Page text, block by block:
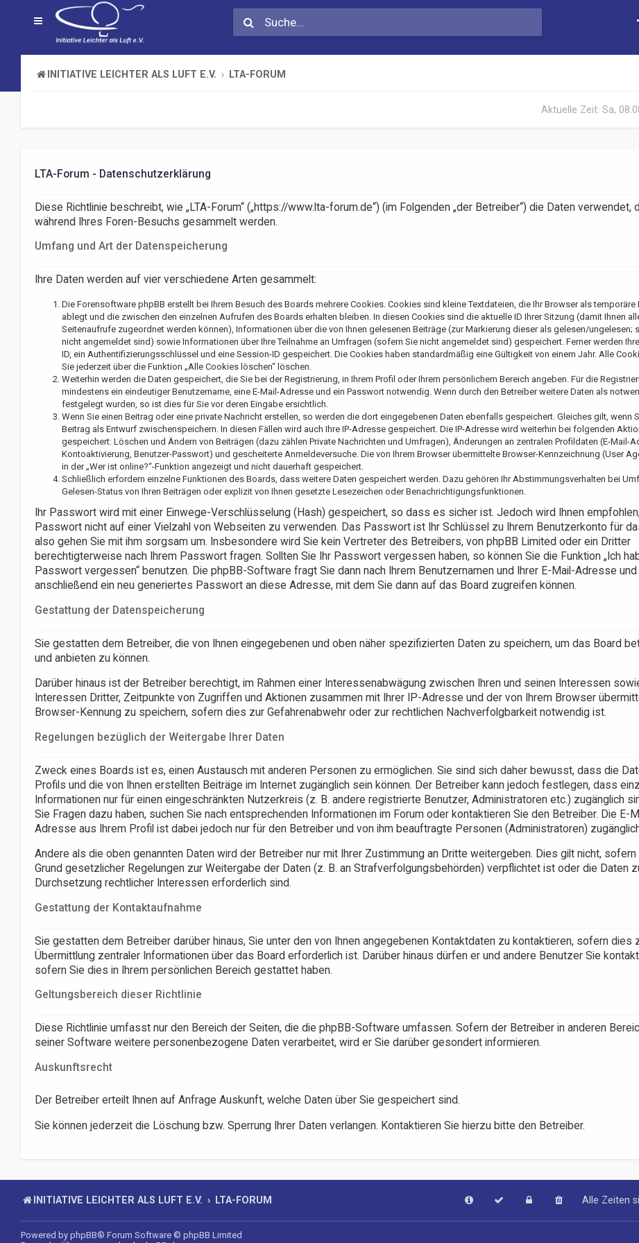
INITIATIVE LEICHTER ALS LUFT E.V. LTA-FORUM
Aktuelle Zeit: Sa,
LTA-Forum - Datenschutzerklärung
Diese Richtlinie beschreibt, wie „LTA-Forum“ („https://www.lta-forum.de“) (im Folgenden „der Betreiber“) die Daten verwendet,
während Ihres Foren-Besuchs gesammelt werden.
Umfang und Art der Datenspeicherung
Ihre Daten werden auf vier verschiedene Arten gesammelt:
Die Forensoftware phpBB erstellt bei Ihrem Besuch des Boards mehrere Cookies. Cookies sind kleine Textdateien, die Ihr Browser als temporäre
ablegt und die zwischen den einzelnen Aufrufen des Boards erhalten bleiben. In diesen Cookies sind die aktuelle ID Ihrer Sitzung (damit Ihnen
Seitenaufrufe zugeordnet werden können), Informationen über die von Ihnen gelesenen Beiträge (zur Markierung dieser als gelesen/ungelesen;
nicht angemeldet sind) sowie Informationen über Ihre Teilnahme an Umfragen (sofern Sie nicht angemeldet sind) gespeichert. Ferner werden
ID, ein Authentifizierungsschlüssel und eine Session-ID gespeichert. Die Cookies haben standardmäßig eine Gültigkeit von einem Jahr. Alle
Sie jederzeit über die Funktion „Alle Cookies löschen“ löschen.
Weiterhin werden die Daten gespeichert, die Sie bei der Registrierung, in Ihrem Profil oder Ihrem persönlichem Bereich angeben. Für die
mindestens ein eindeutiger Benutzername, eine E-Mail-Adresse und ein Passwort notwendig. Wenn durch den Betreiber weitere Daten als
festgelegt wurden, so ist dies für Sie vor deren Eingabe ersichtlich.
Wenn Sie einen Beitrag oder eine private Nachricht erstellen, so werden die dort eingegebenen Daten ebenfalls gespeichert. Gleiches gilt, wenn
Beitrag als Entwurf zwischenspeichern. In diesen Fällen wird auch Ihre IP-Adresse gespeichert. Die IP-Adresse wird weiterhin bei folgenden
gespeichert: Löschen und Ändern von Beiträgen (dazu zählen Private Nachrichten und Umfragen), Änderungen an zentralen Profildaten (E-Mail-
Kontoaktivierung, Benutzer-Passwort) und gescheiterte Anmeldeversuche. Die von Ihrem Browser übermittelte Browser-Kennzeichnung (User
in der „Wer ist online?“-Funktion angezeigt und nicht dauerhaft gespeichert.
Schließlich erfordern einzelne Funktionen des Boards, dass weitere Daten gespeichert werden. Dazu gehören Ihr Abstimmungsverhalten bei
Gelesen-Status von Ihren Beiträgen oder explizit von Ihnen gesetzte Lesezeichen oder Benachrichtigungsfunktionen.
Ihr Passwort wird mit einer Einwege-Verschlüsselung (Hash) gespeichert, so dass es sicher ist. Jedoch wird Ihnen
Passwort nicht auf einer Vielzahl von Webseiten zu verwenden. Das Passwort ist Ihr Schlüssel zu Ihrem Benutzerkonto für
also gehen Sie mit ihm sorgsam um. Insbesondere wird Sie kein Vertreter des Betreibers, von phpBB Limited oder ein Dritter
berechtigterweise nach Ihrem Passwort fragen. Sollten Sie Ihr Passwort vergessen haben, so können Sie die Funktion „Ich
Passwort vergessen“ benutzen. Die phpBB-Software fragt Sie dann nach Ihrem Benutzernamen und Ihrer E-Mail-Adresse
anschließend ein neu generiertes Passwort an diese Adresse, mit dem Sie dann auf das Board zugreifen können.
Gestattung der Datenspeicherung
Sie gestatten dem Betreiber, die von Ihnen eingegebenen und oben näher spezifizierten Daten zu speichern, um das Board
und anbieten zu können.
Darüber hinaus ist der Betreiber berechtigt, im Rahmen einer Interessenabwägung zwischen Ihren und seinen Interessen
Interessen Dritter, Zeitpunkte von Zugriffen und Aktionen zusammen mit Ihrer IP-Adresse und der von Ihrem Browser
Browser-Kennung zu speichern, sofern dies zur Gefahrenabwehr oder zur rechtlichen Nachverfolgbarkeit notwendig ist.
Regelungen bezüglich der Weitergabe Ihrer Daten
Zweck eines Boards ist es, einen Austausch mit anderen Personen zu ermöglichen. Sie sind sich daher bewusst, dass die
Profils und die von Ihnen erstellten Beiträge im Internet zugänglich sein können. Der Betreiber kann jedoch festlegen, dass
Informationen nur für einen eingeschränkten Nutzerkreis (z. B. andere registrierte Benutzer, Administratoren etc.) zugänglich
Sie Fragen dazu haben, suchen Sie nach entsprechenden Informationen im Forum oder kontaktieren Sie den Betreiber. Die E-
Adresse aus Ihrem Profil ist dabei jedoch nur für den Betreiber und von ihm beauftragte Personen (Administratoren)
Andere als die oben genannten Daten wird der Betreiber nur mit Ihrer Zustimmung an Dritte weitergeben. Dies gilt nicht, sofern
Grund gesetzlicher Regelungen zur Weitergabe der Daten (z. B. an Strafverfolgungsbehörden) verpflichtet ist oder die Daten
Durchsetzung rechtlicher Interessen erforderlich sind.
Gestattung der Kontaktaufnahme
Sie gestatten dem Betreiber darüber hinaus, Sie unter den von Ihnen angegebenen Kontaktdaten zu kontaktieren, sofern dies
Übermittlung zentraler Informationen über das Board erforderlich ist. Darüber hinaus dürfen er und andere Benutzer Sie
sofern Sie dies in Ihrem persönlichen Bereich gestattet haben.
Geltungsbereich dieser Richtlinie
Diese Richtlinie umfasst nur den Bereich der Seiten, die die phpBB-Software umfassen. Sofern der Betreiber in anderen
seiner Software weitere personenbezogene Daten verarbeitet, wird er Sie darüber gesondert informieren.
Auskunftsrecht
Der Betreiber erteilt Ihnen auf Anfrage Auskunft, welche Daten über Sie gespeichert sind.
Sie können jederzeit die Löschung bzw. Sperrung Ihrer Daten verlangen. Kontaktieren Sie hierzu bitte den Betreiber.
INITIATIVE LEICHTER ALS LUFT E.V. LTA-FORUM Alle Zeiten
Powered by phpBB® Forum Software © phpBB Limited